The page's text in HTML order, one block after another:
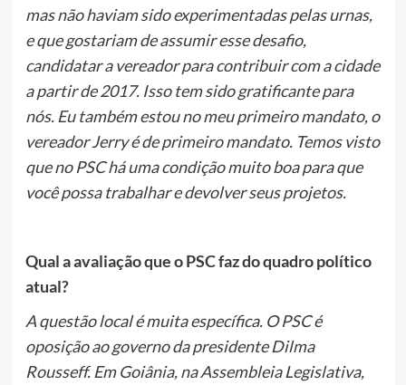
mas não haviam sido experimentadas pelas urnas,
e que gostariam de assumir esse desafio,
candidatar a vereador para contribuir com a cidade
a partir de 2017. Isso tem sido gratificante para
nós. Eu também estou no meu primeiro mandato, o
vereador Jerry é de primeiro mandato. Temos visto
que no PSC há uma condição muito boa para que
você possa trabalhar e devolver seus projetos.
Qual a avaliação que o PSC faz do quadro político
atual?
A questão local é muita específica. O PSC é
oposição ao governo da presidente Dilma
Rousseff. Em Goiânia, na Assembleia Legislativa,